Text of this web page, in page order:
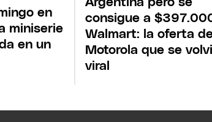
en
miniserie
en un
consigue a
Walmart: la oferta
Motorola que se
viral